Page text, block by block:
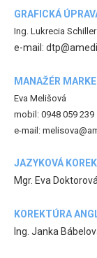
GRAFICKÁ
Ing. Lukrecia Schiller
e-mail:
MANAŽÉR
Eva Melišová
mobil: 0948 059 239
e-mail:
JAZYKOVÁ
Mgr. Eva Doktorová
KOREKTÚRA
Ing. Janka